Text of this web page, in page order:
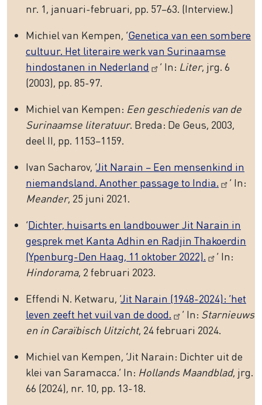
nr. 1, januari-februari, pp. 57–63. (Interview.)
Michiel van Kempen, ‘Genetica van een sombere
cultuur. Het literaire werk van Surinaamse
hindostanen in Nederland
’ In: Liter, jrg. 6
(2003), pp. 85-97.
Michiel van Kempen: Een geschiedenis van de
Surinaamse literatuur. Breda: De Geus, 2003,
deel II, pp. 1153–1159.
Ivan Sacharov, ‘Jit Narain – Een mensenkind in
niemandsland. Another passage to India.
’ In:
Meander, 25 juni 2021.
‘Dichter, huisarts en landbouwer Jit Narain in
gesprek met Kanta Adhin en Radjin Thakoerdin
(Ypenburg-Den Haag, 11 oktober 2022).
’ In:
Hindorama, 2 februari 2023.
Effendi N. Ketwaru, ‘Jit Narain (1948-2024): ‘het
leven zeeft het vuil van de dood.
’ In: Starnieuws
en in Caraïbisch Uitzicht, 24 februari 2024.
Michiel van Kempen, ‘Jit Narain: Dichter uit de
klei van Saramacca.’ In: Hollands Maandblad, jrg.
66 (2024), nr. 10, pp. 13-18.